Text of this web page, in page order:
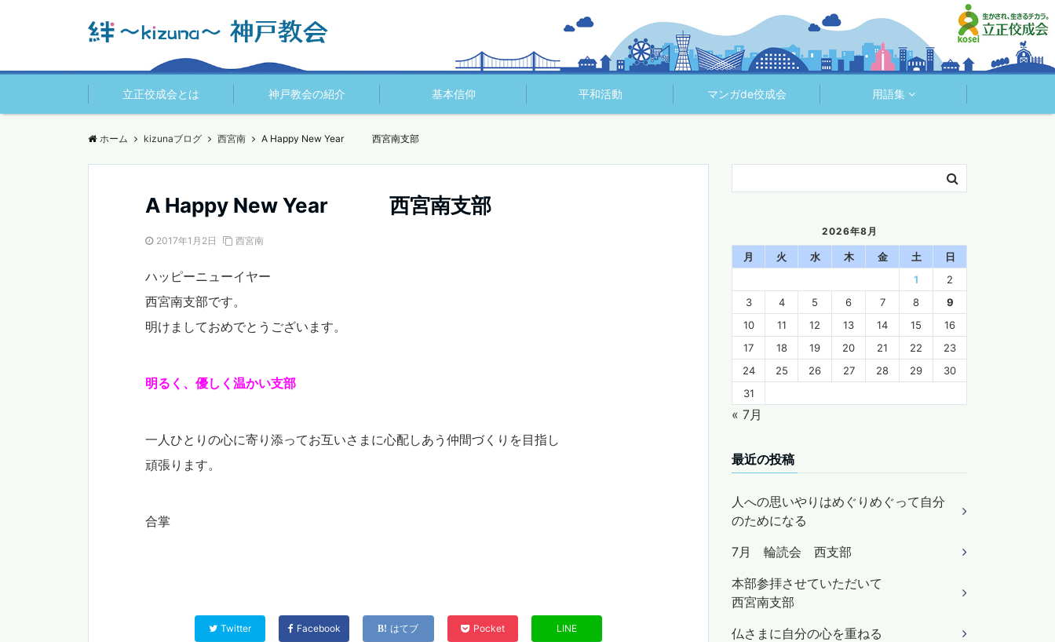
立正佼成会とは 神戸教会の紹介 基本信仰 平和活動 マンガde佼成会 用語集
ホーム kizunaブログ 西宮南 A Happy New Year 西宮南支部
A Happy New Year 西宮南支部
2017年1月2日 西宮南
ハッピーニューイヤー
西宮南支部です。
明けましておめでとうございます。
明るく、優しく温かい支部
一人ひとりの心に寄り添ってお互いさまに心配しあう仲間づくりを目指し
頑張ります。
合掌
Twitter Facebook はてブ Pocket LINE
2026年8月
月 火 水 木 金 土
日
1
2
3
4 5 6 7 8
9
10
11 12 13 14 15
16
17
18 19 20 21 22
23
24
25 26 27 28 29
30
31
« 7月
最近の投稿
人への思いやりはめぐりめぐって自分
のためになる
7月 輪読会 西支部
本部参拝させていただいて
西宮南支部
仏さまに自分の心を重ねる